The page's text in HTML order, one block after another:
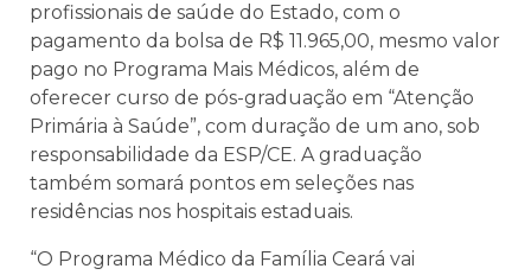
profissionais de saúde do Estado, com o
pagamento da bolsa de R$ 11.965,00, mesmo valor
pago no Programa Mais Médicos, além de
oferecer curso de pós-graduação em “Atenção
Primária à Saúde”, com duração de um ano, sob
responsabilidade da ESP/CE. A graduação
também somará pontos em seleções nas
residências nos hospitais estaduais.
“O Programa Médico da Família Ceará vai